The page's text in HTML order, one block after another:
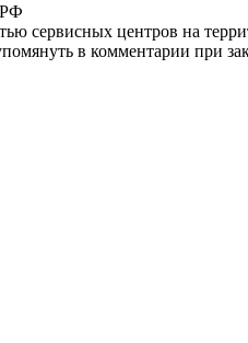
РФ
сервисных центров на
в комментарии при